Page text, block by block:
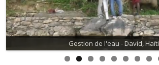
Gestion de l'eau - David, Haïti